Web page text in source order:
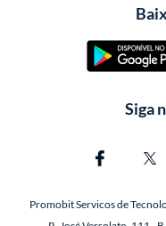
Siga
Promobit Servicos de